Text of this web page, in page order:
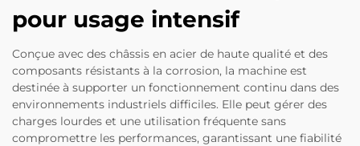
pour usage intensif
Conçue avec des châssis en acier de haute qualité et des
composants résistants à la corrosion, la machine est
destinée à supporter un fonctionnement continu dans des
environnements industriels difficiles. Elle peut gérer des
charges lourdes et une utilisation fréquente sans
compromettre les performances, garantissant une fiabilité